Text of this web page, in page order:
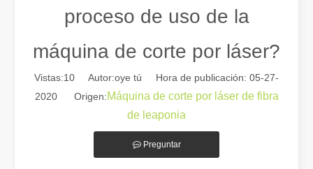
proceso de uso de la
máquina de corte por láser?
Vistas:10 Autor:oye tú Hora de publicación: 05-27-
2020 Origen:Máquina de corte por láser de fibra
de leaponia
Preguntar